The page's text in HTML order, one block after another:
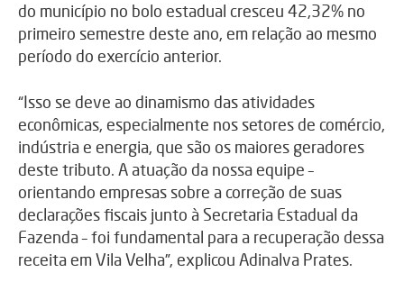
do município no bolo estadual cresceu 42,32% no
primeiro semestre deste ano, em relação ao mesmo
período do exercício anterior.
“Isso se deve ao dinamismo das atividades
econômicas, especialmente nos setores de comércio,
indústria e energia, que são os maiores geradores
deste tributo. A atuação da nossa equipe –
orientando empresas sobre a correção de suas
declarações fiscais junto à Secretaria Estadual da
Fazenda – foi fundamental para a recuperação dessa
receita em Vila Velha”, explicou Adinalva Prates.